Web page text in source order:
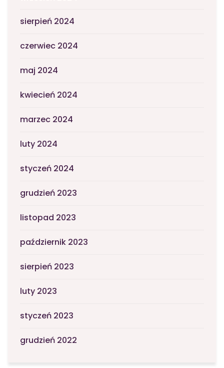
sierpień 2024
czerwiec 2024
maj 2024
kwiecień 2024
marzec 2024
luty 2024
styczeń 2024
grudzień 2023
listopad 2023
październik 2023
sierpień 2023
luty 2023
styczeń 2023
grudzień 2022